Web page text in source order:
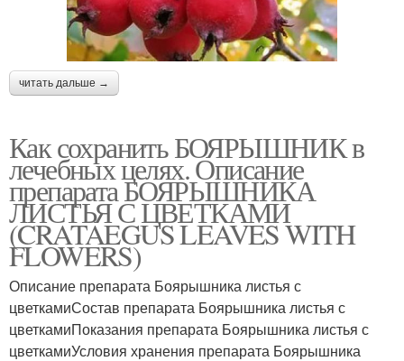
читать дальше →
Как сохранить БОЯРЫШНИК в
лечебных целях. Описание
препарата БОЯРЫШНИКА
ЛИСТЬЯ С ЦВЕТКАМИ
(CRATAEGUS LEAVES WITH
FLOWERS)
Описание препарата Боярышника листья с
цветкамиСостав препарата Боярышника листья с
цветкамиПоказания препарата Боярышника листья с
цветкамиУсловия хранения препарата Боярышника